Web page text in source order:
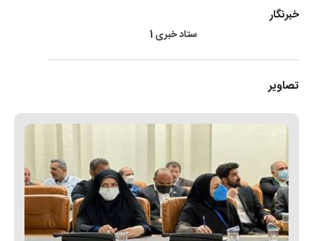
خبرنگار
ستاد خبری 1
تصاویر